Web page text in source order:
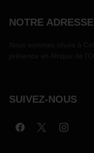
NOTRE ADRESSE
SUIVEZ-NOUS